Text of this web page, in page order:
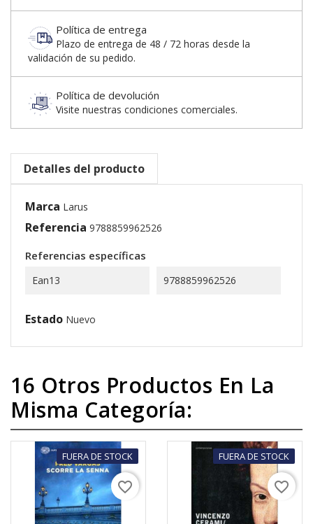
Política de entrega
Plazo de entrega de 48 / 72 horas desde la
validación de su pedido.
Política de devolución
Visite nuestras condiciones comerciales.
Detalles del producto
Marca Larus
Referencia 9788859962526
Referencias específicas
Ean13 9788859962526
Estado Nuevo
16 Otros Productos En La
Misma Categoría:
FUERA DE STOCK
favorite_border
FUERA DE STOCK
favorite_border